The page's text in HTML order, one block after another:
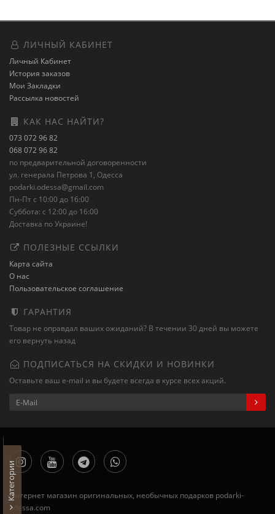
ЛИЧНЫЙ КАБИНЕТ
Личный Кабинет
История заказов
Мои Закладки
Рассылка новостей
КАК НАС НАЙТИ?
073 072 96 82
068 072 96 82
по предварительной договоренности
ул. генерала Петрова 1, Одесса
podarki.odessa@gmail.com
Пн-Пт с 10:00 до 16:00
Суббота: с 12:00 до 16:00
Доставка по Украине!
ПОЛЕЗНЫЕ ССЫЛКИ
Карта сайта
О нас
Пользовательское соглашение
ГАРАНТИЯ
Товар не оправдал ваших ожиданий? В течении 30 дней вы можете
его вернуть назад
ПОДПИСАТЬСЯ НА СКИДКИ И НОВИНКИ
Оставьте ваш e-mail и вы будете всегда в курсе всех акций.
Интернет магазин оригинальных, необычных подарков podarki-
odessa.com
Категории